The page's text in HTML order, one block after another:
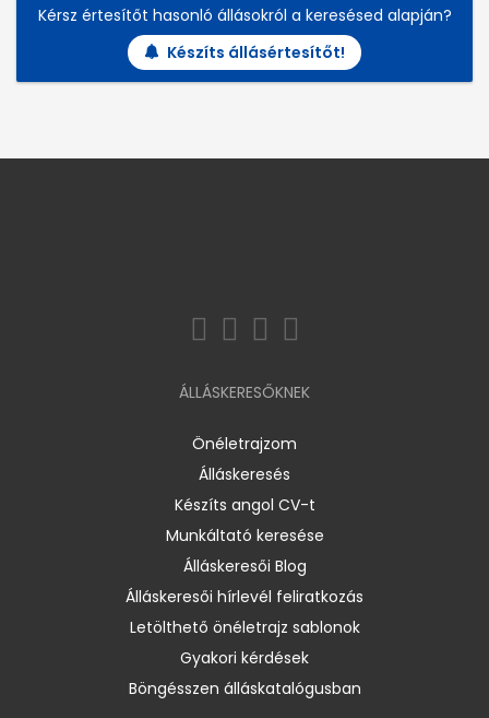
Kérsz értesítőt hasonló állásokról a keresésed alapján?
Készíts állásértesítőt!
ÁLLÁSKERESŐKNEK
Önéletrajzom
Álláskeresés
Készíts angol CV-t
Munkáltató keresése
Álláskeresői Blog
Álláskeresői hírlevél feliratkozás
Letölthető önéletrajz sablonok
Gyakori kérdések
Böngésszen álláskatalógusban